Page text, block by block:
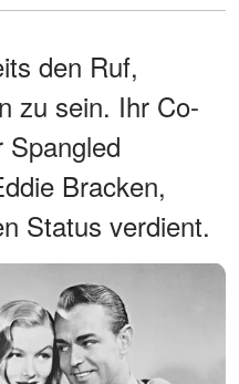
den Ruf,
zu sein. Ihr Co-
Bracken,
Status verdient.